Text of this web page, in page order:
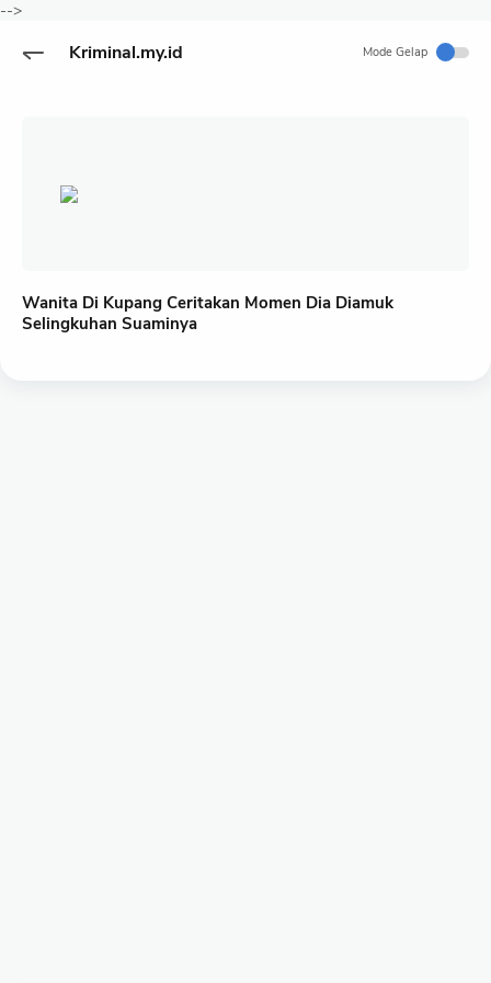
-->
Kriminal.my.id Mode Gelap
Wanita Di Kupang Ceritakan Momen Dia Diamuk
Selingkuhan Suaminya